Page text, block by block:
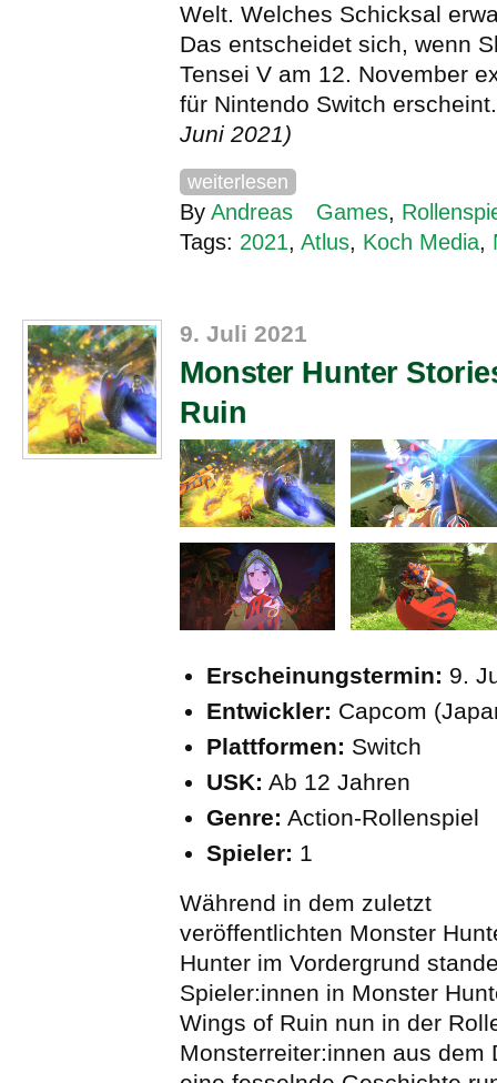
Welt. Welches Schicksal
Das entscheidet sich, wenn
Tensei V am 12. November
für Nintendo Switch
Juni 2021)
weiterlesen
By Andreas Games,
Tags: 2021, Atlus, Koch Media,
9. Juli 2021
Monster Hunter
Ruin
Erscheinungstermin: 9.
Entwickler: Capcom
Plattformen: Switch
USK: Ab 12 Jahren
Genre: Action-Rollenspiel
Spieler: 1
Während in dem zuletzt
veröffentlichten Monster
Hunter im Vordergrund
Spieler:innen in Monster
Wings of Ruin nun in der
Monsterreiter:innen aus dem